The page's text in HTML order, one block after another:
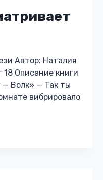
Автор: Наталия
Описание книги
Волк» — Так ты
вибрировало